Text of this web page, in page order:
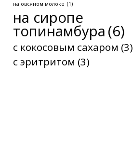
на овсяном молоке (1)
на сиропе
топинамбура (6)
с кокосовым сахаром (3)
с эритритом (3)